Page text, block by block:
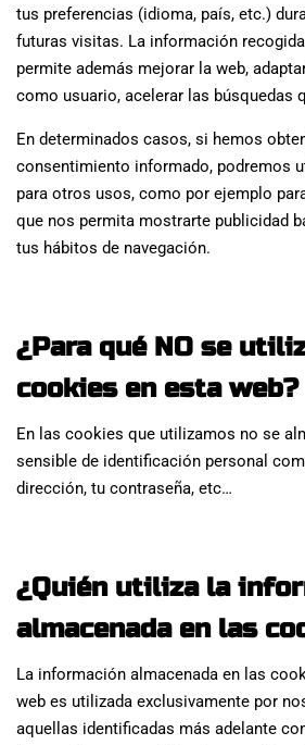
tus preferencias (idioma, país, etc.)
futuras visitas. La información
permite además mejorar la web,
como usuario, acelerar las búsquedas
En determinados casos, si hemos
consentimiento informado, podremos
para otros usos, como por ejemplo
que nos permita mostrarte publicidad
tus hábitos de navegación.
¿Para qué NO se
cookies en esta web?
En las cookies que utilizamos no se
sensible de identificación personal
dirección, tu contraseña, etc…
¿Quién utiliza la
almacenada en las
La información almacenada en las
web es utilizada exclusivamente por
aquellas identificadas más adelante